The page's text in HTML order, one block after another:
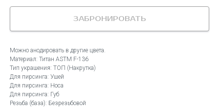
ЗАБРОНИРОВАТЬ
Можно анодировать в другие цвета.
Материал: Титан ASTM F-136
Тип украшения: ТОП (Накрутка)
Для пирсинга: Ушей
Для пирсинга: Носа
Для пирсинга: Губ
Резьба (база): Безрезьбовой